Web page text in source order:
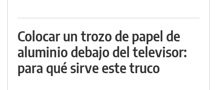
Colocar un trozo de papel de
aluminio debajo del televisor:
para qué sirve este truco